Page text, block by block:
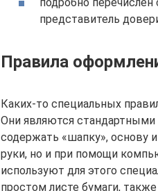
представитель
Правила
Каких-то специальных
Они являются
содержать «шапку», основу
руки, но и при помощи
используют для этого
простом листе бумаги,